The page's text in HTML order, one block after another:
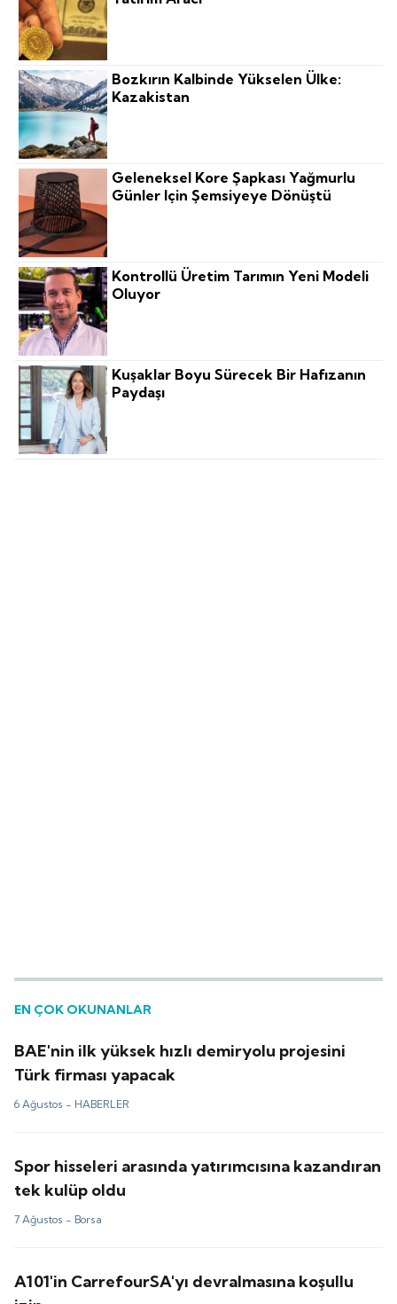
Bozkırın Kalbinde Yükselen Ülke:
Kazakistan
Geleneksel Kore Şapkası Yağmurlu
Günler Için Şemsiyeye Dönüştü
Kontrollü Üretim Tarımın Yeni Modeli
Oluyor
Kuşaklar Boyu Sürecek Bir Hafızanın
Paydaşı
EN ÇOK OKUNANLAR
BAE'nin ilk yüksek hızlı demiryolu projesini
Türk firması yapacak
6 Ağustos - HABERLER
Spor hisseleri arasında yatırımcısına kazandıran
tek kulüp oldu
7 Ağustos - Borsa
A101'in CarrefourSA'yı devralmasına koşullu